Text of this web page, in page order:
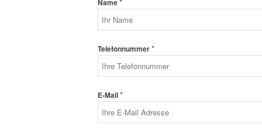
Name*
Telefonnummer*
E-Mail*